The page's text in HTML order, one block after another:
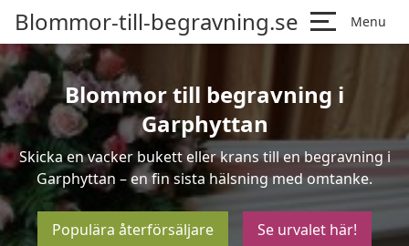
Blommor-till-begravning.se Menu
Blommor till begravning i
Garphyttan
Skicka en vacker bukett eller krans till en begravning i
Garphyttan – en fin sista hälsning med omtanke.
Populära återförsäljare Se urvalet här!